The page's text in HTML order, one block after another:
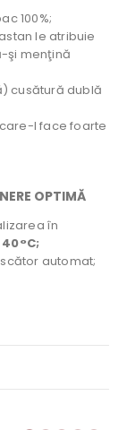
100%;
le atribuie
şi menţină
cusătură dublă
l face foarte
OPTIMĂ
în
automat;